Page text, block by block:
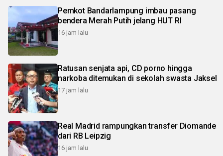
Pemkot Bandarlampung imbau pasang
bendera Merah Putih jelang HUT RI
16 jam lalu
Ratusan senjata api, CD porno hingga
narkoba ditemukan di sekolah swasta Jaksel
17 jam lalu
Real Madrid rampungkan transfer Diomande
dari RB Leipzig
16 jam lalu